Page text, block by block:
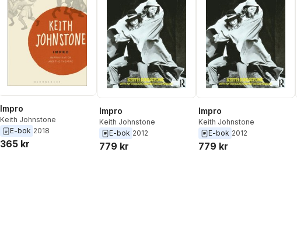
Impro
Keith Johnstone
E-bok 2018
365 kr
Impro
Keith Johnstone
E-bok 2012
779 kr
Impro
Keith Johnstone
E-bok 2012
779 kr